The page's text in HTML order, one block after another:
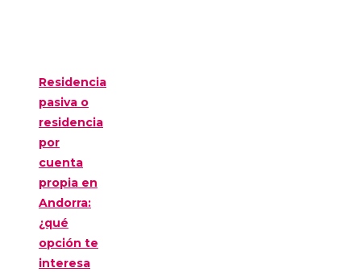
Residencia
pasiva o
residencia
por
cuenta
propia en
Andorra:
¿qué
opción te
interesa